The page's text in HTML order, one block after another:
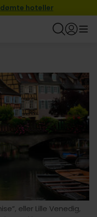
hoteller
eller Lille Venedig,